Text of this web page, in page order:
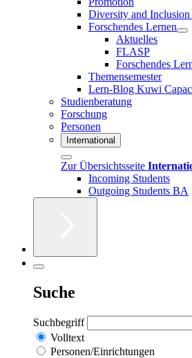
Diversity and
Forschendes Lernen
Aktuelles
FLASP
Forschendes
Themensemester
Lern-Blog Kuwi
Studienberatung
Forschung
Personen
International
Zur Übersichtsseite
Incoming Students
Outgoing Students BA
Suche
Suchbegriff
Volltext
Personen/Einrichtungen